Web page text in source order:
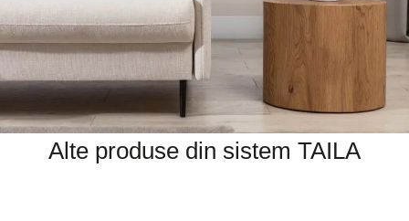
Alte produse din sistem TAILA